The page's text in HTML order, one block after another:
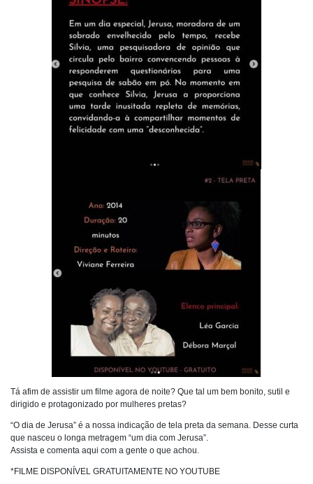
Tá afim de assistir um filme agora de noite? Que tal um bem bonito, sutil e
dirigido e protagonizado por mulheres pretas?
“O dia de Jerusa” é a nossa indicação de tela preta da semana. Desse curta
que nasceu o longa metragem “um dia com Jerusa”.
Assista e comenta aqui com a gente o que achou.
*FILME DISPONÍVEL GRATUITAMENTE NO YOUTUBE